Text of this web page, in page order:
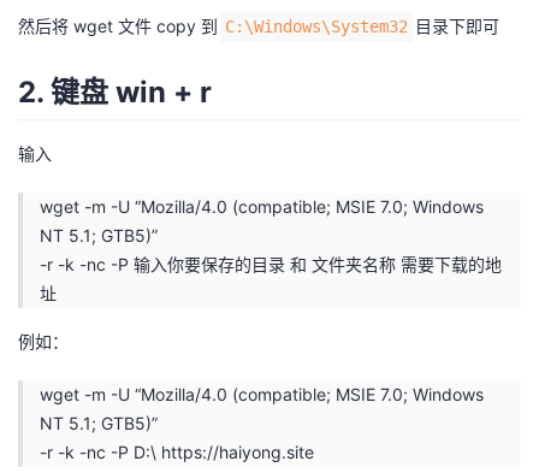
验
收
藏
持
建
议
然后将 wget 文件 copy 到 C:\Windows\System32 目录下即可
2. 键盘 win + r
输入
wget -m -U “Mozilla/4.0 (compatible; MSIE 7.0; Windows
NT 5.1; GTB5)”
-r -k -nc -P 输入你要保存的目录 和 文件夹名称 需要下载的地
址
例如：
wget -m -U “Mozilla/4.0 (compatible; MSIE 7.0; Windows
NT 5.1; GTB5)”
-r -k -nc -P D:\ https://haiyong.site